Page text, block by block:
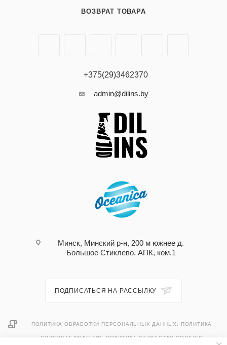
ВОЗВРАТ ТОВАРА
+375(29)3462370
admin@dilins.by
Минск, Минский р-н, 200 м южнее д.
Большое Стиклево, АПК, ком.1
ПОДПИСАТЬСЯ НА РАССЫЛКУ
ПОЛИТИКА ОБРАБОТКИ ПЕРСОНАЛЬНЫХ ДАННЫХ, ПОЛИТИКА
ВИДЕОНАБЛЮДЕНИЯ, ПОЛИТИКА ОБРАБОТКИ COOKIES